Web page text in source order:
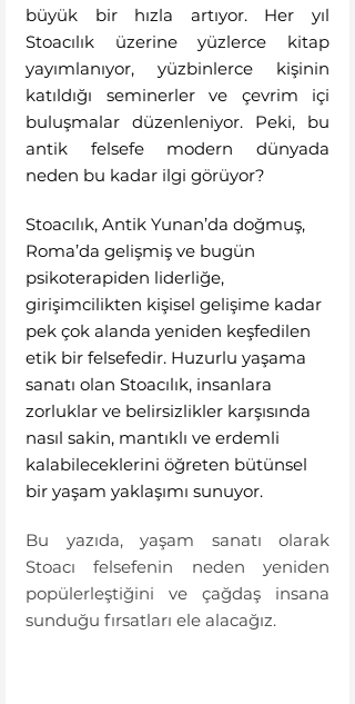
büyük bir hızla artıyor. Her yıl
Stoacılık üzerine yüzlerce kitap
yayımlanıyor, yüzbinlerce kişinin
katıldığı seminerler ve çevrim içi
buluşmalar düzenleniyor. Peki, bu
antik felsefe modern dünyada
neden bu kadar ilgi görüyor?
Stoacılık, Antik Yunan’da doğmuş,
Roma’da gelişmiş ve bugün
psikoterapiden liderliğe,
girişimcilikten kişisel gelişime kadar
pek çok alanda yeniden keşfedilen
etik bir felsefedir. Huzurlu yaşama
sanatı olan Stoacılık, insanlara
zorluklar ve belirsizlikler karşısında
nasıl sakin, mantıklı ve erdemli
kalabileceklerini öğreten bütünsel
bir yaşam yaklaşımı sunuyor.
Bu yazıda, yaşam sanatı olarak
Stoacı felsefenin neden yeniden
popülerleştiğini ve çağdaş insana
sunduğu fırsatları ele alacağız.